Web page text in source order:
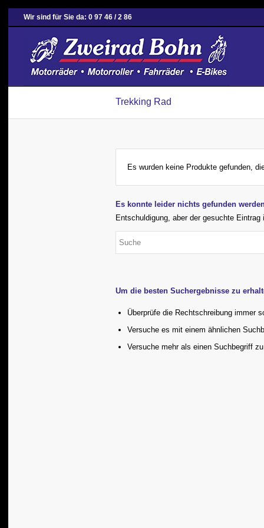
Wir sind für Sie da: 0 97 46 / 2 86
Trekking Rad
Es wurden keine Produkte gefunden,
Es konnte leider nichts gefunden
Entschuldigung, aber der gesuchte
Um die besten Suchergebnisse zu
Überprüfe die Rechtschreibung immer
Versuche es mit einem ähnlichen
Versuche mehr als einen Suchbegriff